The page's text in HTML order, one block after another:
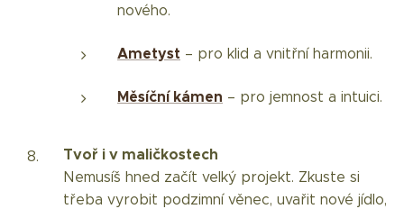
nového.
Ametyst – pro klid a vnitřní harmonii.
Měsíční kámen – pro jemnost a intuici.
Tvoř i v maličkostech
Nemusíš hned začít velký projekt. Zkuste si
třeba vyrobit podzimní věnec, uvařit nové jídlo,